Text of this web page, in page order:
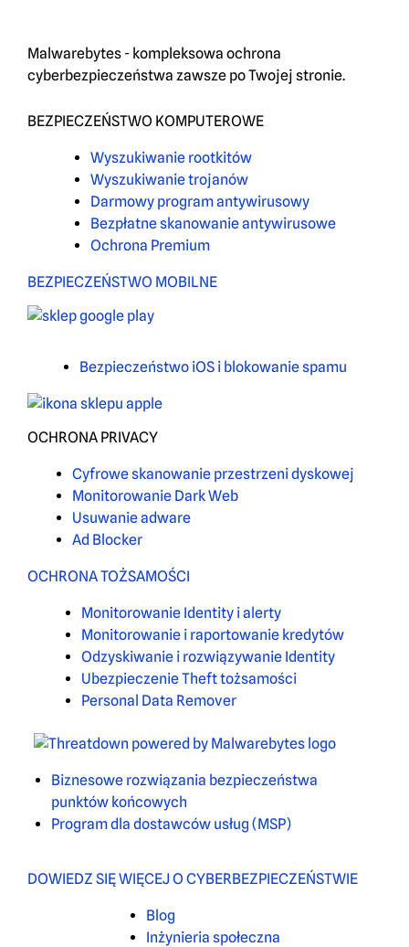
Malwarebytes - kompleksowa ochrona
cyberbezpieczeństwa zawsze po Twojej stronie.
BEZPIECZEŃSTWO KOMPUTEROWE
Wyszukiwanie rootkitów
Wyszukiwanie trojanów
Darmowy program antywirusowy
Bezpłatne skanowanie antywirusowe
Ochrona Premium
BEZPIECZEŃSTWO MOBILNE
Bezpieczeństwo iOS i blokowanie spamu
OCHRONA PRIVACY
Cyfrowe skanowanie przestrzeni dyskowej
Monitorowanie Dark Web
Usuwanie adware
Ad Blocker
OCHRONA TOŻSAMOŚCI
Monitorowanie Identity i alerty
Monitorowanie i raportowanie kredytów
Odzyskiwanie i rozwiązywanie Identity
Ubezpieczenie Theft tożsamości
Personal Data Remover
Biznesowe rozwiązania bezpieczeństwa
punktów końcowych
Program dla dostawców usług (MSP)
DOWIEDZ SIĘ WIĘCEJ O CYBERBEZPIECZEŃSTWIE
Blog
Inżynieria społeczna